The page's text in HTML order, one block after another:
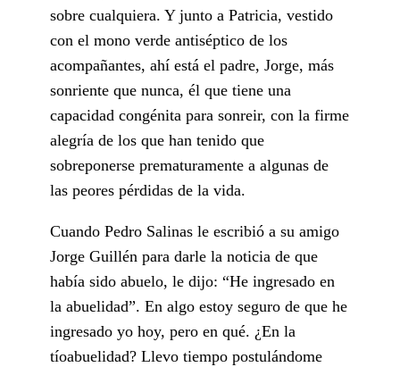
sobre cualquiera. Y junto a Patricia, vestido
con el mono verde antiséptico de los
acompañantes, ahí está el padre, Jorge, más
sonriente que nunca, él que tiene una
capacidad congénita para sonreir, con la firme
alegría de los que han tenido que
sobreponerse prematuramente a algunas de
las peores pérdidas de la vida.
Cuando Pedro Salinas le escribió a su amigo
Jorge Guillén para darle la noticia de que
había sido abuelo, le dijo: “He ingresado en
la abuelidad”. En algo estoy seguro de que he
ingresado yo hoy, pero en qué. ¿En la
tíoabuelidad? Llevo tiempo postulándome